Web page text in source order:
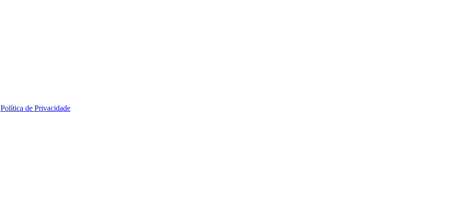
Política de Privacidade